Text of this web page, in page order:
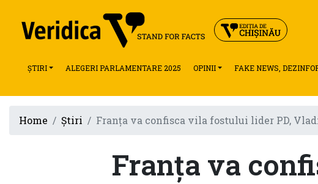
ȘTIRI ALEGERI PARLAMENTARE 2025 OPINII FAKE NEWS,
Home Știri Franța va confisca vila fostului lider PD,
Franța va